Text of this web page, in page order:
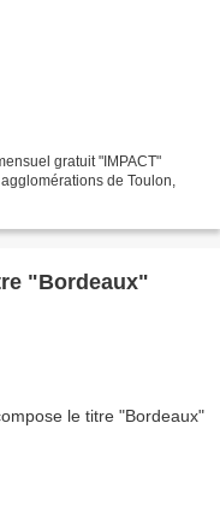
gratuit "IMPACT"
de Toulon,
"Bordeaux"